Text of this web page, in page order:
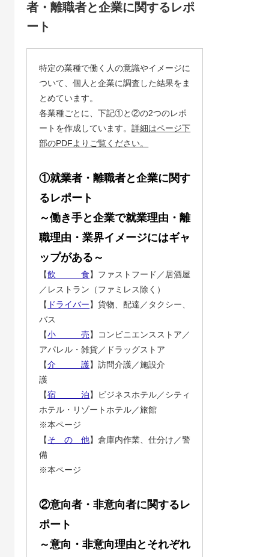
者・離職者と企業に関するレポ
ート
特定の業種で働く人の意識やイメージに
ついて、個人と企業に調査した結果をま
とめています。
各業種ごとに、下記①と②の2つのレポ
ートを作成しています。詳細はページ下
部のPDFよりご覧ください。
①就業者・離職者と企業に関す
るレポート
～働き手と企業で就業理由・離
職理由・業界イメージにはギャ
ップがある～
【飲 食】ファストフード／居酒屋
／レストラン（ファミレス除く）
【 ドライバー】貨物、配達／タクシー、
バス
【小 売】コンビニエンスストア／
アパレル・雑貨／ドラッグストア
【介 護】訪問介護／施設介
護
【宿 泊】ビジネスホテル／シティ
ホテル・リゾートホテル／旅館
※本ページ
【そ の 他】倉庫内作業、仕分け／警
備
※本ページ
②意向者・非意向者に関するレ
ポート
～意向・非意向理由とそれぞれ